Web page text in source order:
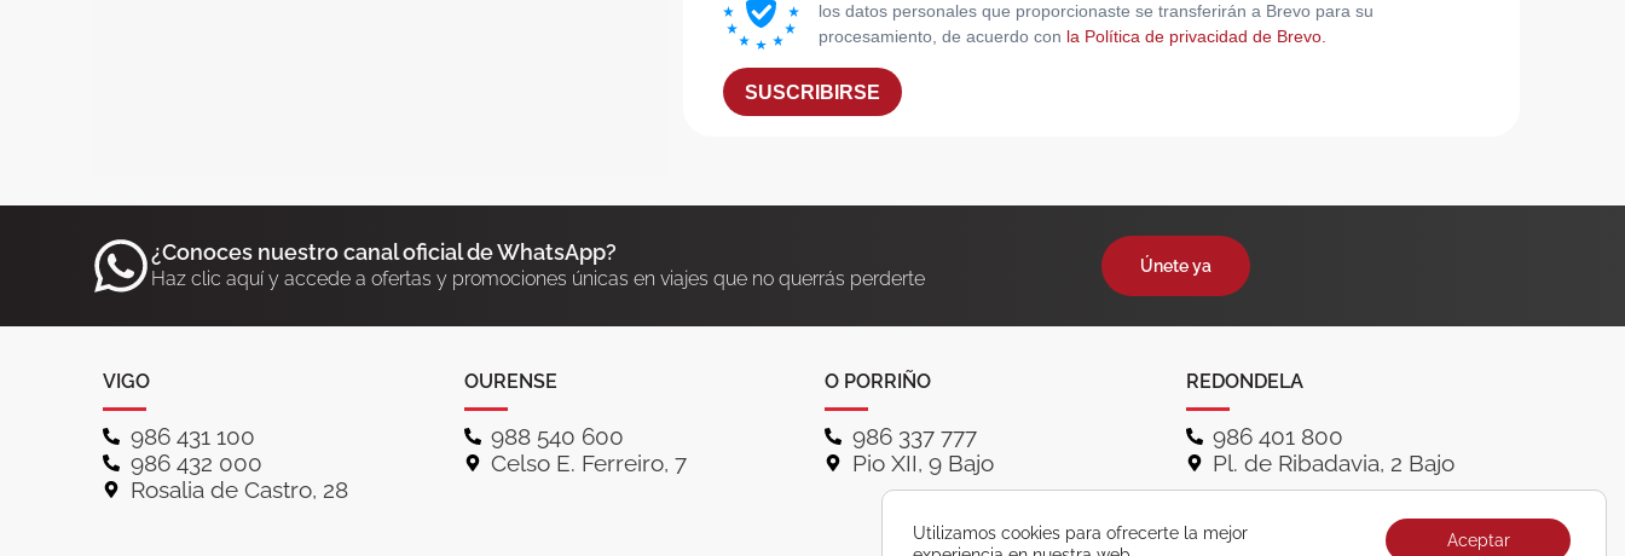
los datos personales que proporcionaste se transferirán a Brevo para su
procesamiento, de acuerdo con la Política de privacidad de Brevo.
SUSCRIBIRSE
¿Conoces nuestro canal oficial de WhatsApp?
Haz clic aquí y accede a ofertas y promociones únicas en viajes que no querrás perderte
Únete ya
VIGO
986 431 100
986 432 000
Rosalia de Castro, 28
OURENSE
988 540 600
Celso E. Ferreiro, 7
O PORRIÑO
986 337 777
Pio XII, 9 Bajo
REDONDELA
986 401 800
Pl. de Ribadavia, 2 Bajo
Utilizamos cookies para ofrecerte la mejor
Aceptar